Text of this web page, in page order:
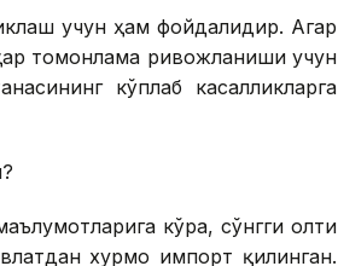
учун ҳам фойдалидир. Агар
томонлама ривожланиши учун
кўплаб касалликларга
кўра, сўнгги олти
хурмо импорт қилинган.